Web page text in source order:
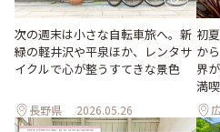
次の週末は小さな自転車旅へ。新
緑の軽井沢や平泉ほか、レンタサ
イクルで心が整うすてきな景色
長野県 2026.05.26
初
か
界
満